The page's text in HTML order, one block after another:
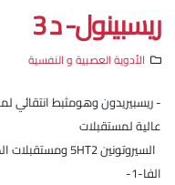
ريسبينول- د 3
الأدوية العصبية و النفسية
- ريسبيريدون وهومثبط انتقائي
عالية لمستقبلات
الفا-1-